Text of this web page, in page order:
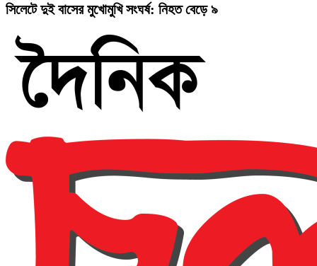
সিলেটে দুই বাসের মুখোমুখি সংঘর্ষ: নিহত বেড়ে ৯